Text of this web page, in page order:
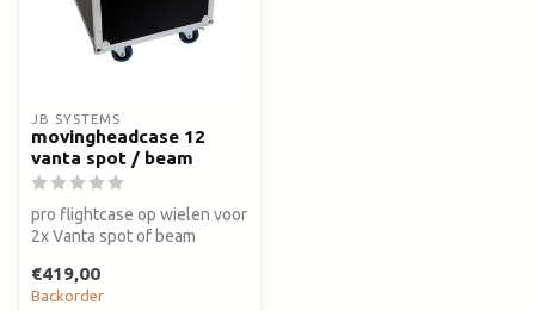
JB SYSTEMS
movingheadcase 12
vanta spot / beam
pro flightcase op wielen voor
2x Vanta spot of beam
€419,00
Backorder